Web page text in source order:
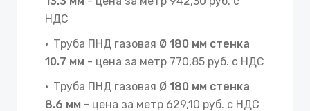
НДС
Труба ПНД газовая Ø 180 мм стенка
10.7 мм - цена за метр 770,85 руб. с НДС
Труба ПНД газовая Ø 180 мм стенка
8.6 мм - цена за метр 629,10 руб. с НДС